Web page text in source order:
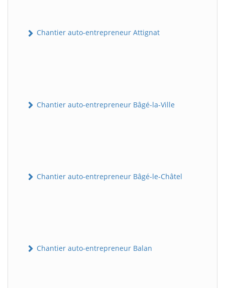
Chantier auto-entrepreneur Attignat
Chantier auto-entrepreneur Bâgé-la-Ville
Chantier auto-entrepreneur Bâgé-le-Châtel
Chantier auto-entrepreneur Balan